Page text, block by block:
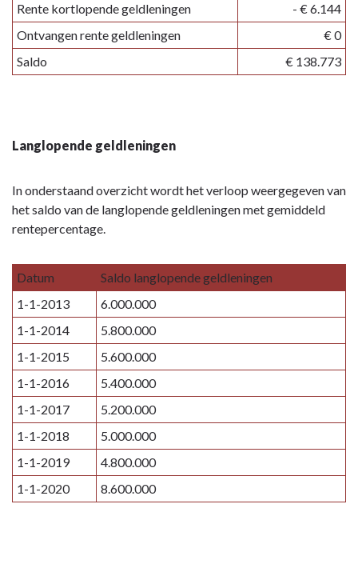
Rente kortlopende geldleningen
- € 6.144
Ontvangen rente geldleningen
€ 0
Saldo
€ 138.773
Langlopende geldleningen
In onderstaand overzicht wordt het verloop weergegeven van
het saldo van de langlopende geldleningen met gemiddeld
rentepercentage.
Datum
Saldo langlopende geldleningen
1-1-2013
6.000.000
1-1-2014
5.800.000
1-1-2015
5.600.000
1-1-2016
5.400.000
1-1-2017
5.200.000
1-1-2018
5.000.000
1-1-2019
4.800.000
1-1-2020
8.600.000